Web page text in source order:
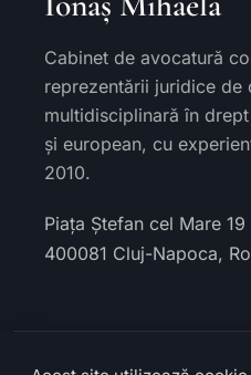
Cabinet de avocatură
reprezentării juridice de
multidisciplinară în
și european, cu
2010.
Piața Ștefan cel Mare 19
400081 Cluj-Napoca,